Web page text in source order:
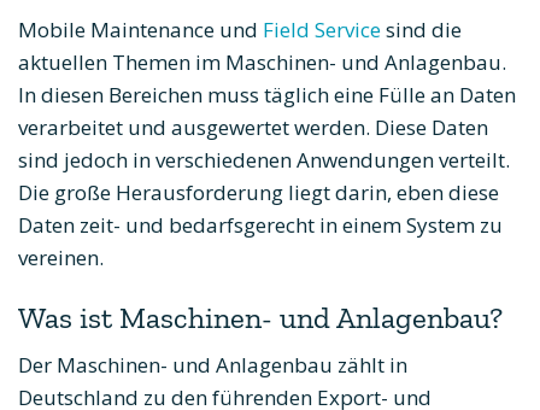
Mobile Maintenance und Field Servicesind die
aktuellen Themen im Maschinen- und Anlagenbau.
In diesen Bereichen muss täglich eine Fülle an Daten
verarbeitet und ausgewertet werden. Diese Daten
sind jedoch in verschiedenen Anwendungen verteilt.
Die große Herausforderung liegt darin, eben diese
Daten zeit- und bedarfsgerecht in einem System zu
vereinen.
Was ist Maschinen- und Anlagenbau?
Der Maschinen- und Anlagenbau zählt in
Deutschland zu den führenden Export- und